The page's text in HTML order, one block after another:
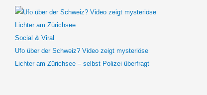
Social & Viral
Ufo über der Schweiz? Video zeigt mysteriöse
Lichter am Zürichsee – selbst Polizei überfragt